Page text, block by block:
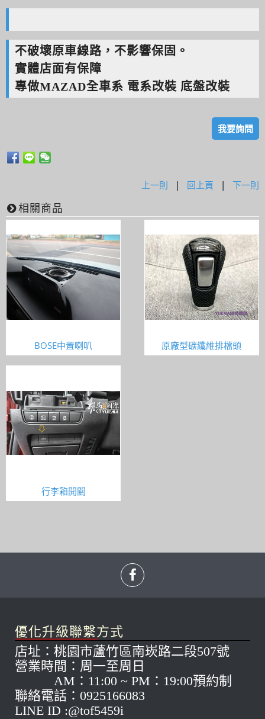
不破壞原車線路，不影響保固。
實體店面有保障
專做MAZAD全車系 電系改裝 底盤改裝
我要詢問
上一則 | 回上頁 | 下一則
相關商品
BOSE中置喇叭 原廠型碳纖維排檔頭
行李箱開關
優化升級聯繫方式
店址：桃園市蘆竹區南崁路二段507號
營業時間：周一至周日
AM：11:00 ~ PM：19:00預約制
聯絡電話：0925166083
LINE ID :@tof5459i